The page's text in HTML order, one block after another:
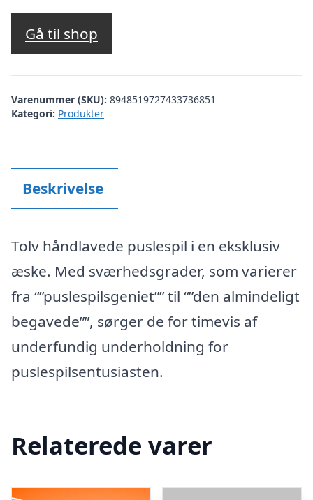
Gå til shop
Varenummer (SKU): 8948519727433736851
Kategori: Produkter
Beskrivelse
Tolv håndlavede puslespil i en eksklusiv
æske. Med sværhedsgrader, som varierer
fra “”puslespilsgeniet”” til “”den almindeligt
begavede””, sørger de for timevis af
underfundig underholdning for
puslespilsentusiasten.
Relaterede varer